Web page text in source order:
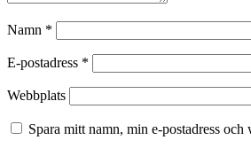
Namn *
E-postadress *
Webbplats
Spara mitt namn, min e-postadress